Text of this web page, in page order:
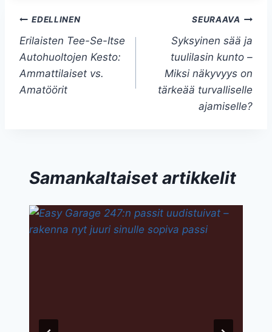
Artikkelien
selaus
EDELLINEN
Erilaisten Tee-Se-Itse
Autohuoltojen Kesto:
Ammattilaiset vs.
Amatöörit
SEURAAVA
Syksyinen sää ja
tuulilasin kunto –
Miksi näkyvyys on
tärkeää turvalliselle
ajamiselle?
Samankaltaiset artikkelit